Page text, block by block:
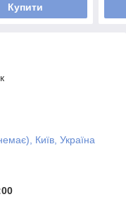
Купити
Київ, Україна